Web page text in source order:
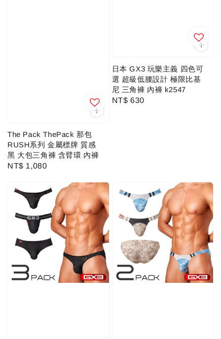
The Pack ThePack 那包
RUSH系列 金屬標牌 質感
黑 大包三角褲 含臂環 內褲
Regular
NT$ 1,080
日本 GX3 玩樂主義 四色可
選 超級低腰設計 極限比基
尼 三角褲 內褲 k2547
Regular
NT$ 630